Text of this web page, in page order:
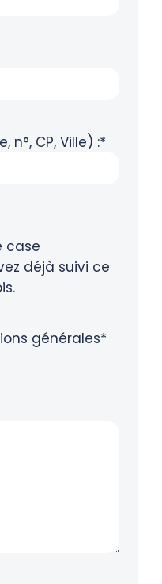
n°, CP, Ville) :*
case
déjà suivi ce
générales*